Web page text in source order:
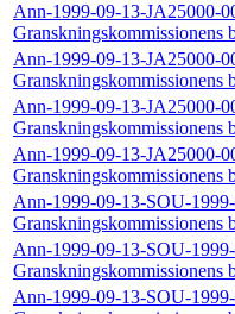
Ann-1999-09-13-JA25000-
Granskningskommissionens
Ann-1999-09-13-JA25000-
Granskningskommissionens
Ann-1999-09-13-JA25000-
Granskningskommissionens
Ann-1999-09-13-JA25000-
Granskningskommissionens
Ann-1999-09-13-SOU-
Granskningskommissionens
Ann-1999-09-13-SOU-
Granskningskommissionens
Ann-1999-09-13-SOU-